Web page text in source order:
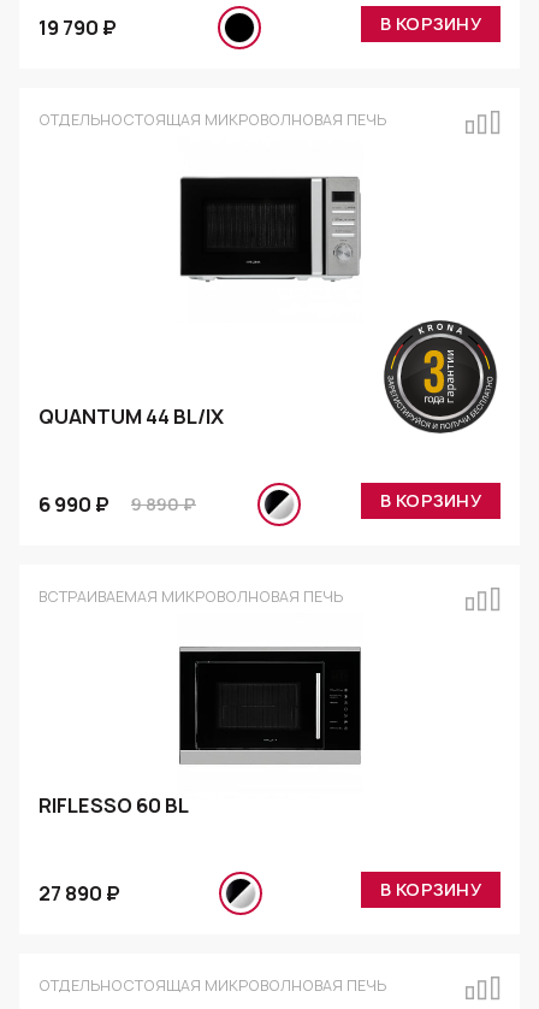
19 790 ₽ В КОРЗИНУ
ОТДЕЛЬНОСТОЯЩАЯ МИКРОВОЛНОВАЯ ПЕЧЬ
QUANTUM 44 BL/IX
6 990 ₽ 9 890 ₽ В КОРЗИНУ
ВСТРАИВАЕМАЯ МИКРОВОЛНОВАЯ ПЕЧЬ
RIFLESSO 60 BL
27 890 ₽ В КОРЗИНУ
ОТДЕЛЬНОСТОЯЩАЯ МИКРОВОЛНОВАЯ ПЕЧЬ